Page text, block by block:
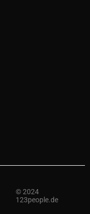
© 2024
123people.de